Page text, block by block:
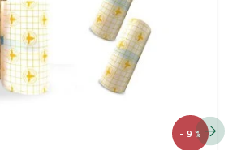
- 9 %